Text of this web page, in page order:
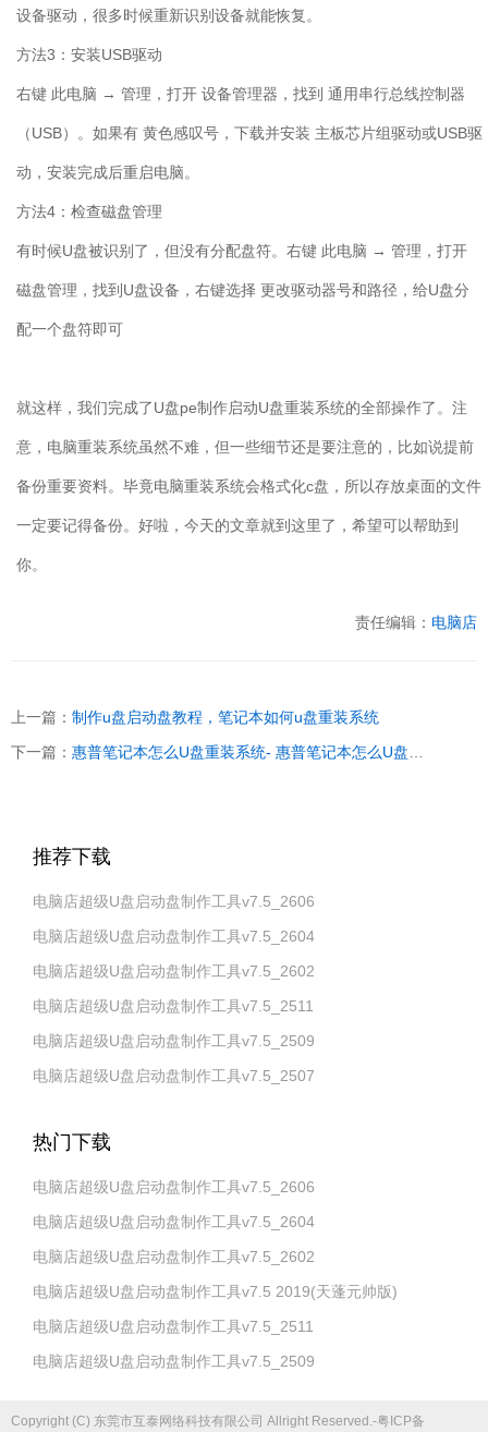
设备驱动，很多时候重新识别设备就能恢复。
方法3 ：安装USB驱动
右键 此电脑 → 管理，打开 设备管理器，找到 通用串行总线控制器
（USB）。如果有 黄色感叹号，下载并安装 主板芯片组驱动或USB驱
动，安装完成后重启电脑。
方法4 ：检查磁盘管理
有时候U盘被识别了，但没有分配盘符。右键 此电脑 → 管理，打开
磁盘管理，找到 U盘设备，右键选择 更改驱动器号和路径，给U盘分
配一个盘符即可
就这样，我们完成了U盘pe制作启动U盘重装系统的全部操作了。注
意，电脑重装系统虽然不难，但一些细节还是要注意的，比如说提前
备份重要资料。毕竟电脑重装系统会格式化c盘，所以存放桌面的文件
一定要记得备份。好啦，今天的文章就到这里了，希望可以帮助到
你。
责任编辑： 电脑店
上一篇： 制作u盘启动盘教程，笔记本如何u盘重装系统
下一篇： 惠普笔记本怎么U盘重装系统- 惠普笔记本怎么U盘安装系统
推荐下载
电脑店超级U盘启动盘制作工具v7.5_2606
电脑店超级U盘启动盘制作工具v7.5_2604
电脑店超级U盘启动盘制作工具v7.5_2602
电脑店超级U盘启动盘制作工具v7.5_2511
电脑店超级U盘启动盘制作工具v7.5_2509
电脑店超级U盘启动盘制作工具v7.5_2507
热门下载
电脑店超级U盘启动盘制作工具v7.5_2606
电脑店超级U盘启动盘制作工具v7.5_2604
电脑店超级U盘启动盘制作工具v7.5_2602
电脑店超级U盘启动盘制作工具v7.5 2019(天蓬元帅版)
电脑店超级U盘启动盘制作工具v7.5_2511
电脑店超级U盘启动盘制作工具v7.5_2509
Copyright (C) 东莞市互泰网络科技有限公司 Allright Reserved.-粤ICP备